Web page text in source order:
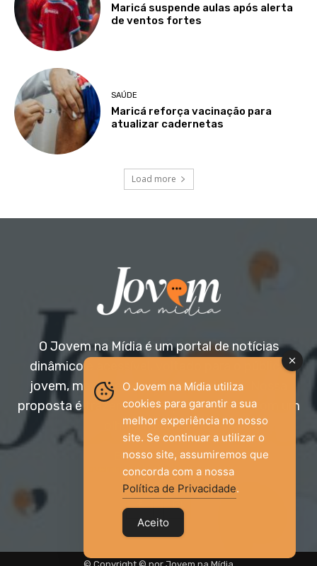
Maricá suspende aulas após alerta
de ventos fortes
SAÚDE
Maricá reforça vacinação para
atualizar cadernetas
Load more
O Jovem na Mídia é um portal de notícias
dinâmico e acessível, voltado para o público
jovem, mas aberto a todas as idades. Nossa
proposta é trazer informação relevante com um
olhar diferenciado.
Entre em contato:
jovemnamidia2017@gmail.com
O Jovem na Mídia utiliza
cookies para garantir a sua
melhor experiência no nosso
site. Se continuar a utilizar o
nosso site, assumiremos que
concorda com a nossa
Política de Privacidade.
Aceito